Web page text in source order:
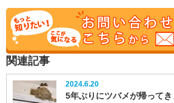
関連記事
2024.6.20
5年ぶりにツバメが帰ってき